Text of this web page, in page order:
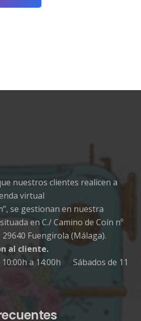
nuestros clientes realicen a
virtual
se gestionan en nuestra
en C./ Camino de Coín nº
Fuengirola (Málaga).
al cliente.
10:00h a 14:00h Sábados de 11